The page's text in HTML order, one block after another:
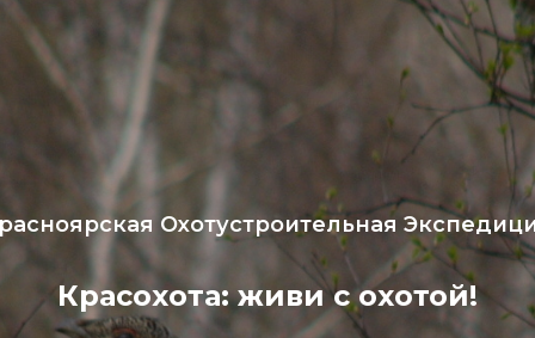
Охотустроительная
Красохота: живи с охотой!